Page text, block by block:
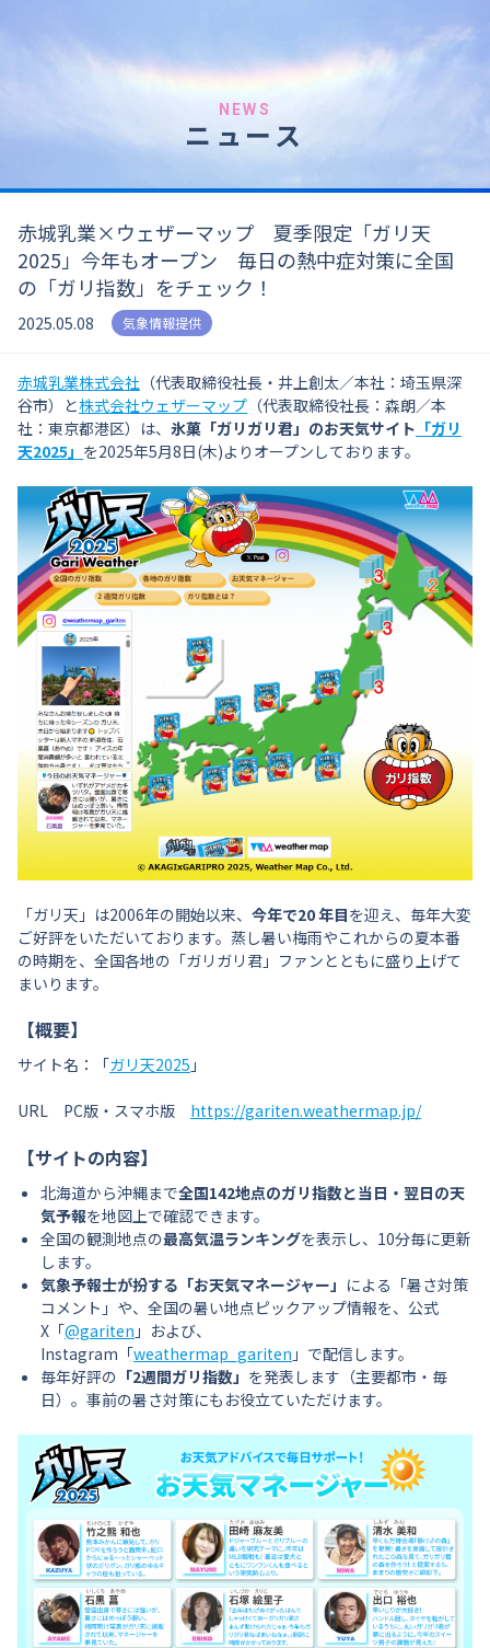
NEWS
ニュース
赤城乳業×ウェザーマップ 夏季限定「ガリ天
2025」今年もオープン 毎日の熱中症対策に全国
の「ガリ指数」をチェック！
2025.05.08 気象情報提供
赤城乳業株式会社 （代表取締役社長・井上創太／本社：埼玉県深
谷市）と株式会社ウェザーマップ （代表取締役社長：森朗／本
社：東京都港区）は、 氷菓「ガリガリ君」のお天気サイト 「ガリ
天2025」 を2025年5月8日(木)よりオープンしております。
「ガリ天」は2006年の開始以来、 今年で20 年目を迎え、毎年大変
ご好評をいただいております。蒸し暑い梅雨やこれからの夏本番
の時期を、全国各地の「ガリガリ君」ファンとともに盛り上げて
まいります。
【概要】
サイト名：「ガリ天2025 」
URL PC版・スマホ版 https://gariten.weathermap.jp/
【サイトの内容】
北海道から沖縄まで全国142地点のガリ指数と当日・翌日の天
気予報を地図上で確認できます。
全国の観測地点の最高気温ランキングを表示し、10分毎に更新
します。
気象予報士が扮する「お天気マネージャー」 による「暑さ対策
コメント」や、全国の暑い地点ピックアップ情報を、公式
X「@gariten 」および、
Instagram「weathermap_gariten 」で配信します。
毎年好評の 「2週間ガリ指数」 を発表します（主要都市・毎
日）。事前の暑さ対策にもお役立ていただけます。